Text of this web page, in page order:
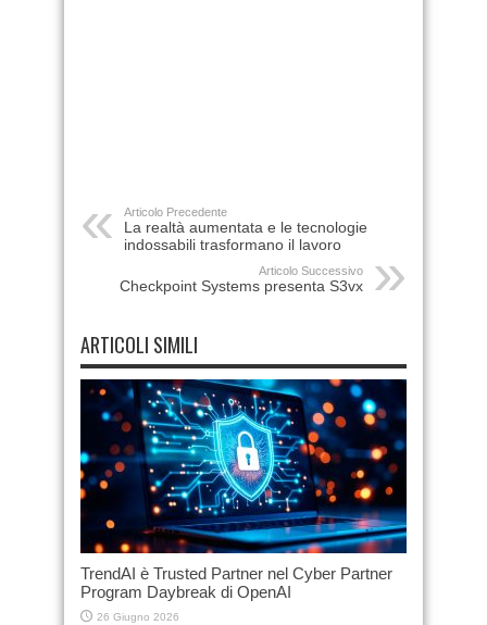
Articolo Precedente
La realtà aumentata e le tecnologie
indossabili trasformano il lavoro
Articolo Successivo
Checkpoint Systems presenta S3vx
ARTICOLI SIMILI
TrendAI è Trusted Partner nel Cyber Partner
Program Daybreak di OpenAI
26 Giugno 2026